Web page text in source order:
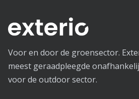
Voor en door de groensector.
meest geraadpleegde
voor de outdoor sector.